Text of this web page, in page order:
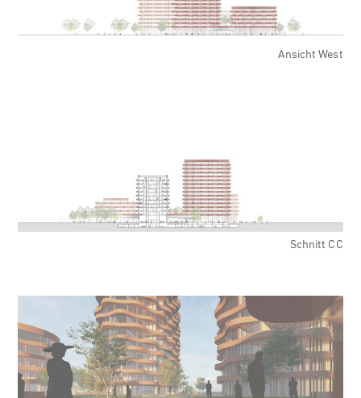
Ansicht West
Schnitt CC